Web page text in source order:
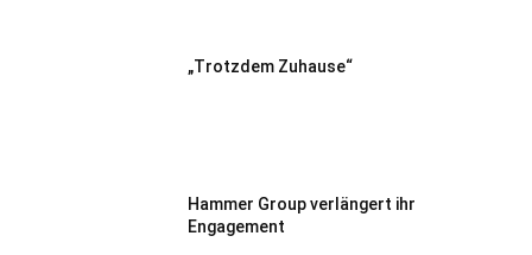
„Trotzdem Zuhause“
Hammer Group verlängert ihr
Engagement